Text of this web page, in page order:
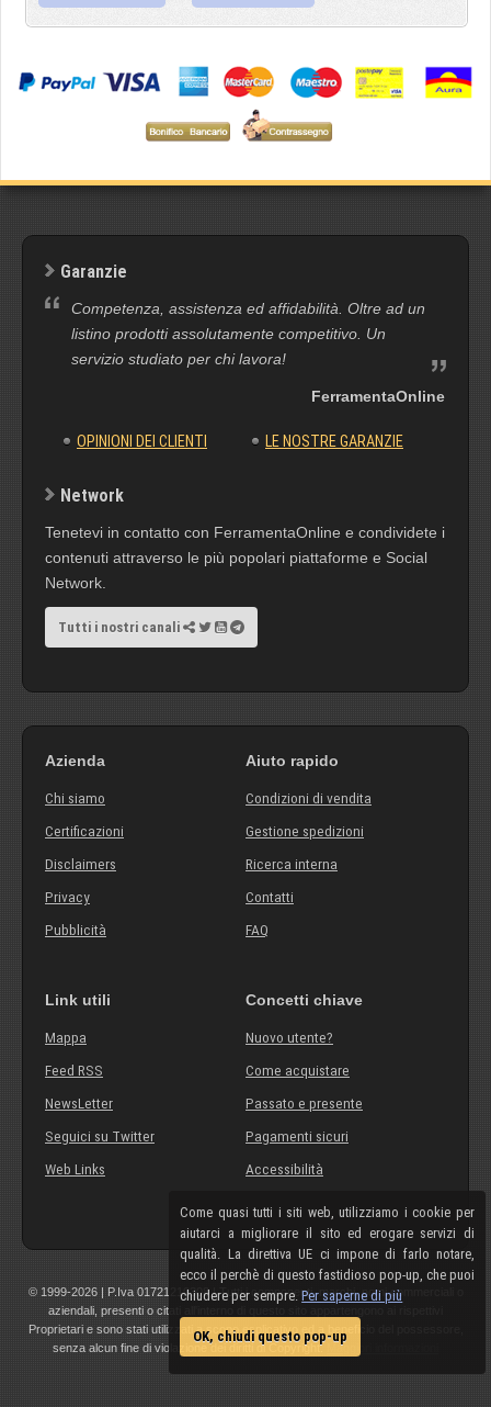
Come quasi tutti i siti web, utilizziamo i cookie per
aiutarci a migliorare il sito ed erogare servizi di
qualità. La direttiva UE ci impone di farlo notare,
ecco il perchè di questo fastidioso pop-up, che puoi
chiudere per sempre.Per saperne di più
OK, chiudi questo pop-up
Garanzie
Competenza, assistenza ed affidabilità. Oltre ad un
listino prodotti assolutamente competitivo. Un
servizio studiato per chi lavora!
FerramentaOnline
OPINIONI DEI CLIENTI LE NOSTRE GARANZIE
Network
Tenetevi in contatto con FerramentaOnline e condividete i
contenuti attraverso le più popolari piattaforme e Social
Network.
Tutti i nostri canali
Azienda
Chi siamo
Certificazioni
Disclaimers
Privacy
Pubblicità
Aiuto rapido
Condizioni di vendita
Gestione spedizioni
Ricerca interna
Contatti
FAQ
Link utili
Mappa
Feed RSS
NewsLetter
Seguici su Twitter
Web Links
Concetti chiave
Nuovo utente?
Come acquistare
Passato e presente
Pagamenti sicuri
Accessibilità
© 1999-2026 | P.Iva 01721210308 | Tutti i componenti, marchi, nomi commerciali o
aziendali, presenti o citati all'interno di questo sito appartengono ai rispettivi
Proprietari e sono stati utilizzati a scopo esplicativo ed a beneficio del possessore,
senza alcun fine di violazione dei diritti di Copyright.
Maggiori informazioni